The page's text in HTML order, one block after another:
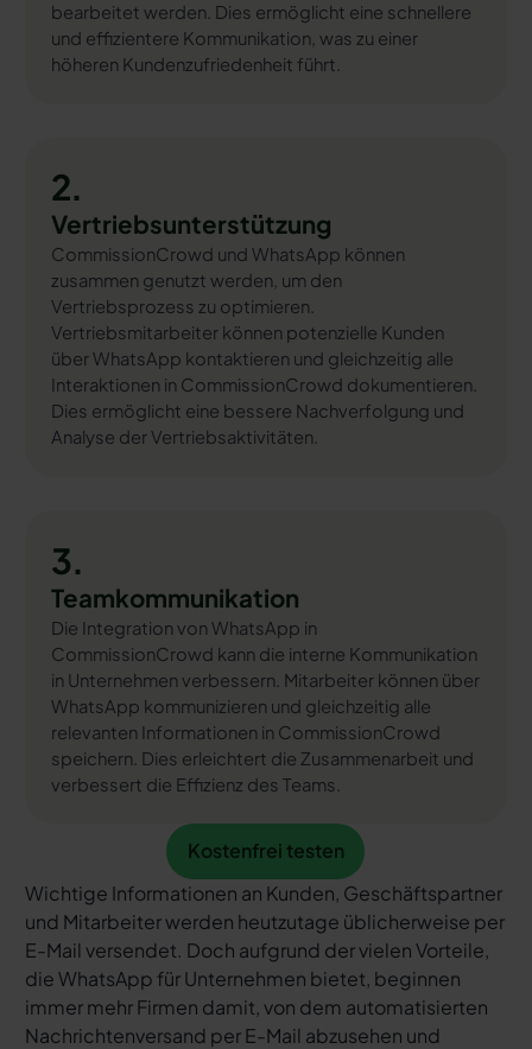
bearbeitet werden. Dies ermöglicht eine schnellere
und effizientere Kommunikation, was zu einer
höheren Kundenzufriedenheit führt.
2.
Vertriebsunterstützung
CommissionCrowd und WhatsApp können
zusammen genutzt werden, um den
Vertriebsprozess zu optimieren.
Vertriebsmitarbeiter können potenzielle Kunden
über WhatsApp kontaktieren und gleichzeitig alle
Interaktionen in CommissionCrowd dokumentieren.
Dies ermöglicht eine bessere Nachverfolgung und
Analyse der Vertriebsaktivitäten.
3.
Teamkommunikation
Die Integration von WhatsApp in
CommissionCrowd kann die interne Kommunikation
in Unternehmen verbessern. Mitarbeiter können über
WhatsApp kommunizieren und gleichzeitig alle
relevanten Informationen in CommissionCrowd
speichern. Dies erleichtert die Zusammenarbeit und
verbessert die Effizienz des Teams.
Kostenfrei testen
Kostenfrei testen
Wichtige Informationen an Kunden, Geschäftspartner
und Mitarbeiter werden heutzutage üblicherweise per
E-Mail versendet. Doch aufgrund der vielen Vorteile,
die WhatsApp für Unternehmen bietet, beginnen
immer mehr Firmen damit, von dem automatisierten
Nachrichtenversand per E-Mail abzusehen und